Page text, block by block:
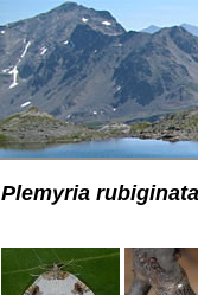
Plemyria rubiginata